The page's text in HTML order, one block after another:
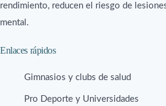
rendimiento, reducen el riesgo de
mental.
Enlaces rápidos
Gimnasios y clubs de salud
Pro Deporte y Universidades